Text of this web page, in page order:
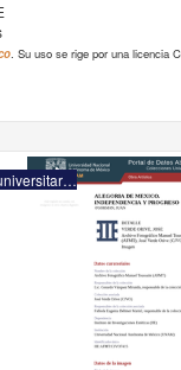
. Su uso se rige por una licencia
Registro de colección universitaria